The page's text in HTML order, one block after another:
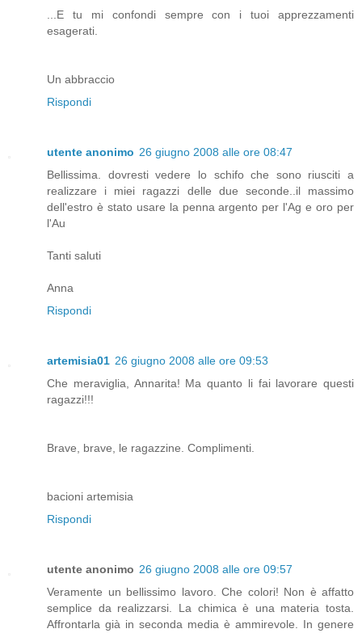
...E tu mi confondi sempre con i tuoi apprezzamenti
esagerati.
Un abbraccio
Rispondi
utente anonimo 26 giugno 2008 alle ore 08:47
Bellissima. dovresti vedere lo schifo che sono riusciti a
realizzare i miei ragazzi delle due seconde..il massimo
dell'estro è stato usare la penna argento per l'Ag e oro per
l'Au
Tanti saluti
Anna
Rispondi
artemisia01 26 giugno 2008 alle ore 09:53
Che meraviglia, Annarita! Ma quanto li fai lavorare questi
ragazzi!!!
Brave, brave, le ragazzine. Complimenti.
bacioni artemisia
Rispondi
utente anonimo 26 giugno 2008 alle ore 09:57
Veramente un bellissimo lavoro. Che colori! Non è affatto
semplice da realizzarsi. La chimica è una materia tosta.
Affrontarla già in seconda media è ammirevole. In genere